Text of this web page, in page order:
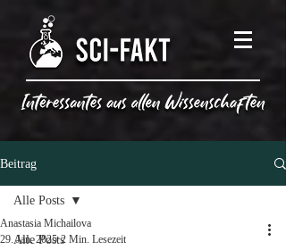
Beitrag
Alle Posts
Alle Posts
Anastasia Michailova
29. Jan. 2025 2 Min. Lesezeit